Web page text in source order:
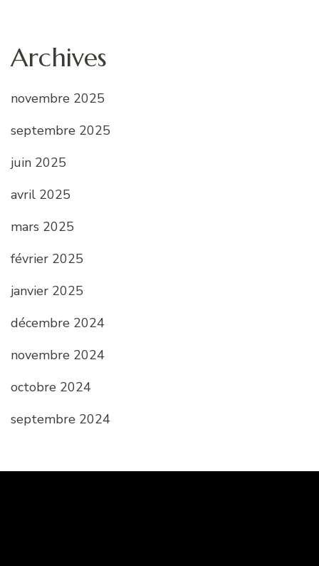
Archives
novembre 2025
septembre 2025
juin 2025
avril 2025
mars 2025
février 2025
janvier 2025
décembre 2024
novembre 2024
octobre 2024
septembre 2024